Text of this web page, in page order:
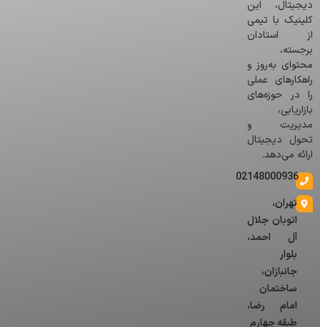
دیجیتال، این
کلینیک با تیمی
از استادان
برجسته،
محتوای به‌روز و
راهکارهای عملی
را در حوزه‌های
بازاریابی،
مدیریت و
تحول دیجیتال
ارائه می‌دهد.
02148000936
تهران،
اتوبان جلال
آل احمد،
بلوار
جانبازان،
ساختمان
امام رضا،
طبقه چهارم